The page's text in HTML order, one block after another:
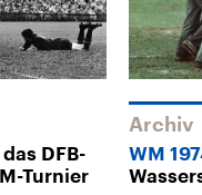
DFB-
Turnier
Archiv
WM